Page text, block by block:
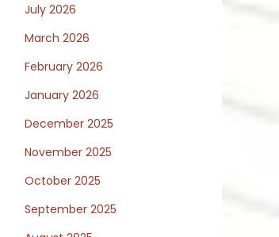
July 2026
March 2026
February 2026
January 2026
December 2025
November 2025
October 2025
September 2025